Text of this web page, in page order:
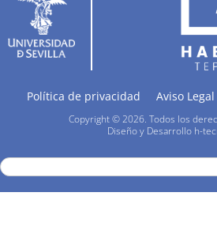
Política de privacidad Aviso Legal
Copyright © 2026. Todos los
Diseño y Desarrollo h-